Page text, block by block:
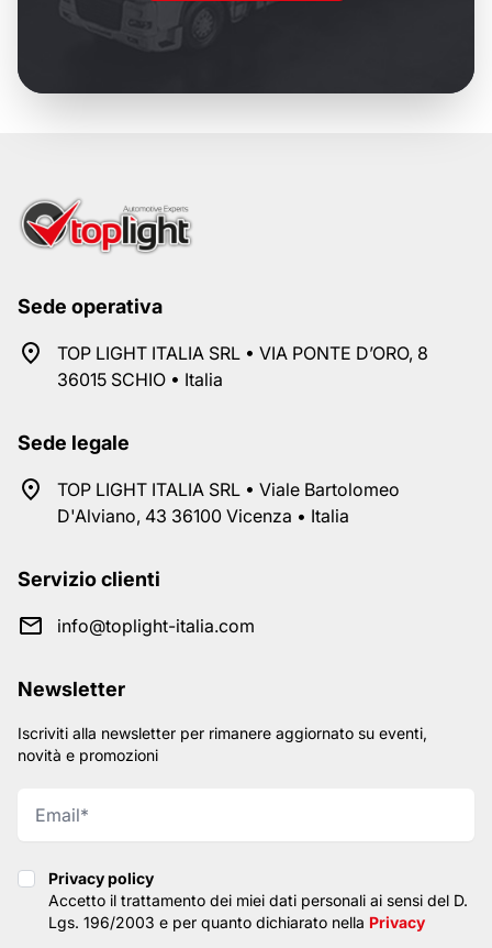
Sede operativa
TOP LIGHT ITALIA SRL • VIA PONTE D’ORO, 8
36015 SCHIO • Italia
Sede legale
TOP LIGHT ITALIA SRL • Viale Bartolomeo
D'Alviano, 43 36100 Vicenza • Italia
Servizio clienti
info@toplight-italia.com
Newsletter
Iscriviti alla newsletter per rimanere aggiornato su eventi,
novità e promozioni
Privacy policy
Privacy policy
Accetto il trattamento dei miei dati personali ai sensi del D.
Lgs. 196/2003 e per quanto dichiarato nella Privacy